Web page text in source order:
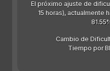
El próximo ajuste de
15 horas), actualmente
Cambio de
Tiempo por